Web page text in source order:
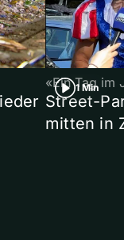
1 Min
«Ein Tag im
Street-
mitten in